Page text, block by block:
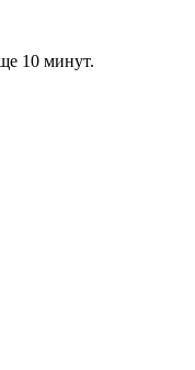
10 минут.